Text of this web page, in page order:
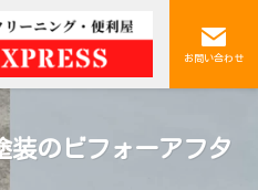
お問い合わせ
装のビフォーアフタ